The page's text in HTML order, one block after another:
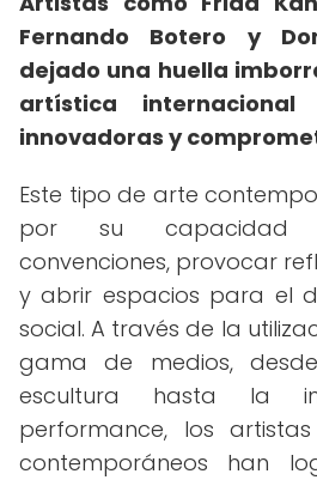
Fernando Botero y
dejado una huella
artística
innovadoras y
Este tipo de arte
por su capacidad
convenciones, provocar
y abrir espacios para el
social. A través de la
gama de medios,
escultura hasta la
performance, los
contemporáneos han